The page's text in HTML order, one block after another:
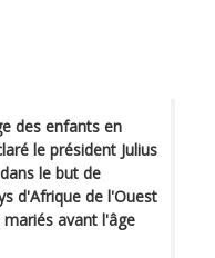
des enfants en
le président Julius
le but de
d'Afrique de l'Ouest
avant l'âge